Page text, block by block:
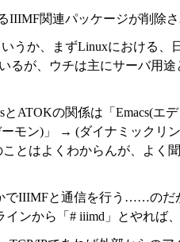
関連パッケージが削除
うか、まずLinuxにおける、
るが、ウチは主にサーバ用
とATOKの関係は「Emacs(
モン)」 → (ダイナミックリ
とはよくわからんが、よく
でIIIMFと通信を行う……の
ンから「# iiimd」とやれば